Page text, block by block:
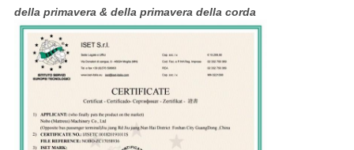
della primavera & della primavera della corda